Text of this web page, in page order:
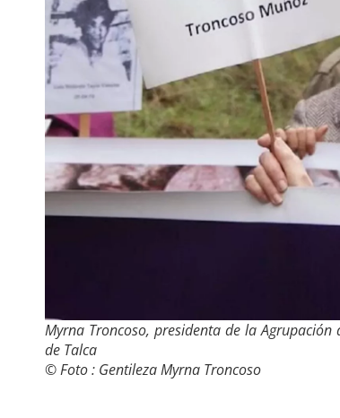
Myrna Troncoso, presidenta de la
de Talca
© Foto : Gentileza Myrna Troncoso